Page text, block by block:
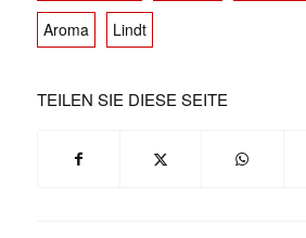
Aroma Lindt
TEILEN SIE DIESE SEITE